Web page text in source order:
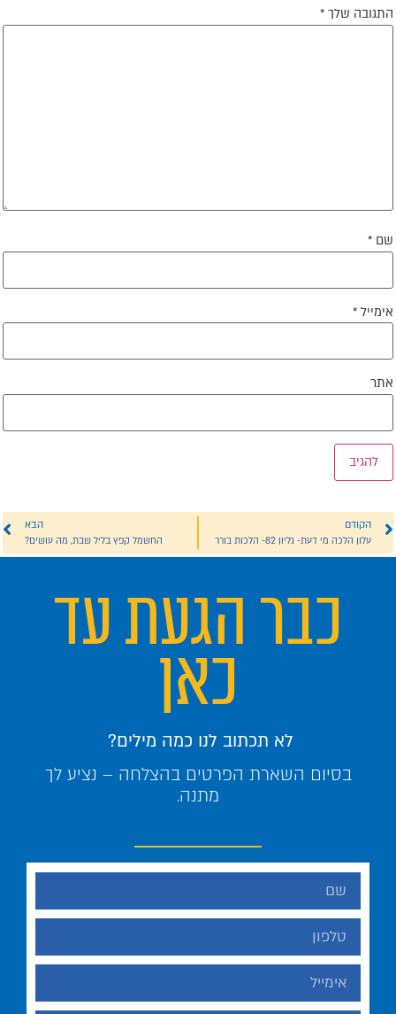
שלך*
*
הקודם
עלון הלכה מי דעת- גליון 82- הלכות בורר
הבא
החשמל קפץ בליל שבת, מה עושים?
כבר הגעת עד
כאן
לא תכתוב לנו כמה מילים?
בסיום השארת הפרטים בהצלחה – נציע לך
מתנה.